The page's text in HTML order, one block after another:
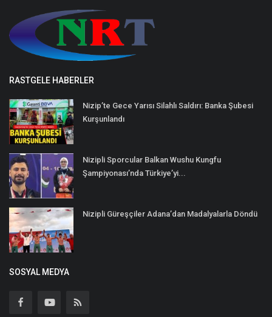
RASTGELE HABERLER
Nizip’te Gece Yarısı Silahlı Saldırı: Banka Şubesi
Kurşunlandı
Nizipli Sporcular Balkan Wushu Kungfu
Şampiyonası’nda Türkiye’yi...
Nizipli Güreşçiler Adana’dan Madalyalarla Döndü
SOSYAL MEDYA